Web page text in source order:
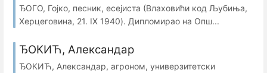
ЂОГО, Гојко, песник, есејиста (Влаховићи код Љубиња,
Херцеговина, 21. IX 1940). Дипломирао на Опш...
ЂОКИЋ, Александар
ЂОКИЋ, Александар, агроном, универзитетски